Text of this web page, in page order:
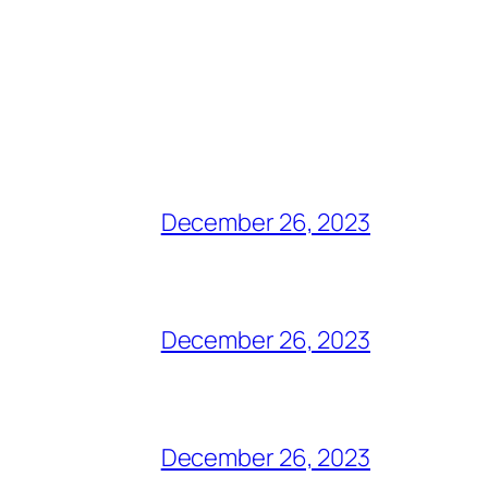
December 26, 2023
December 26, 2023
December 26, 2023